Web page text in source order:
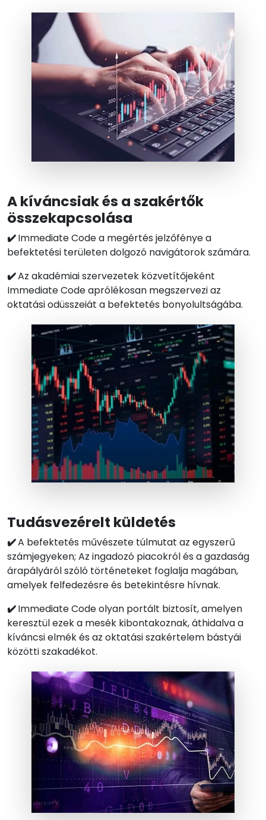
A kíváncsiak és a szakértők
összekapcsolása
✔️Immediate Code a megértés jelzőfénye a
befektetési területen dolgozó navigátorok számára.
✔️Az akadémiai szervezetek közvetítőjeként
Immediate Code aprólékosan megszervezi az
oktatási odüsszeiát a befektetés bonyolultságába.
Tudásvezérelt küldetés
✔️A befektetés művészete túlmutat az egyszerű
számjegyeken; Az ingadozó piacokról és a gazdaság
árapályáról szóló történeteket foglalja magában,
amelyek felfedezésre és betekintésre hívnak.
✔️Immediate Code olyan portált biztosít, amelyen
keresztül ezek a mesék kibontakoznak, áthidalva a
kíváncsi elmék és az oktatási szakértelem bástyái
közötti szakadékot.